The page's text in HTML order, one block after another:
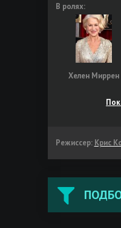
В ролях:
Хелен Миррен
Режиссер: Крис